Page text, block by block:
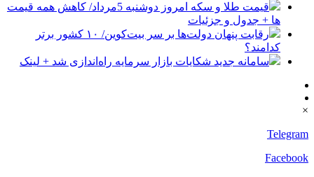
قیمت طلا و سکه امروز دوشنبه 5مرداد/ کاهش همه قیمت
ها + جدول و جزئیات
رقابت پنهان دولت‌ها بر سر بیت‌کوین/ ۱۰ کشور برتر
کدامند؟
سامانه جدید شکایات بازار سرمایه راه‌اندازی شد + لینک
×
Telegram
Facebook